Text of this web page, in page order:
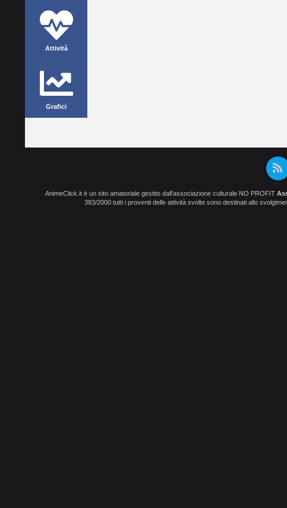
Attività
Grafici
AnimeClick.it è un sito amatoriale gestito dall'associazione culturale NO PROFIT
383/2000 tutti i proventi delle attività svolte sono destinati allo